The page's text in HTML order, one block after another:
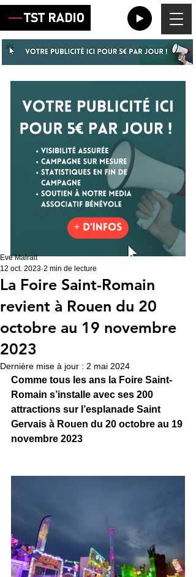
La Foire Saint-Romain
revient à Rouen du 20
octobre au 19 novembre
2023
Eve Malrait
12 oct. 2023 2 min de lecture
Dernière mise à jour : 2 mai 2024
Comme tous les ans la Foire Saint-
Romain s’installe avec ses 200
attractions sur l’esplanade Saint
Gervais à Rouen du 20 octobre au 19
novembre 2023